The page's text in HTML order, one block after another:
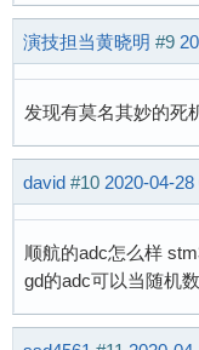
演技担当黄晓明 #9
发现有莫名其妙的死
david #10 2020-04-
顺航的adc怎么样
gd的adc可以当随机